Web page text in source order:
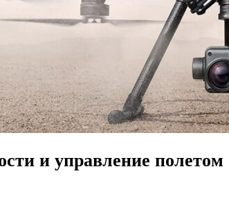
и управление полетом